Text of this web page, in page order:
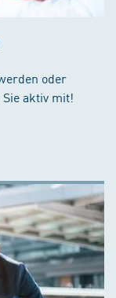
oder
aktiv mit!